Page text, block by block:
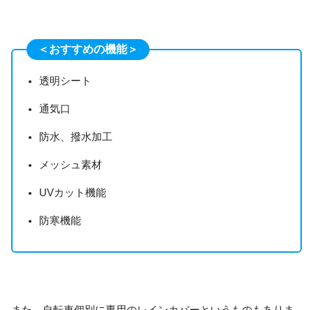
＜おすすめの機能＞
透明シート
通気口
防水、撥水加工
メッシュ素材
UVカット機能
防寒機能